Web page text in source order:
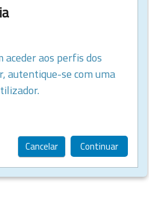
aos perfis dos
autentique-se com uma
Cancelar Continuar